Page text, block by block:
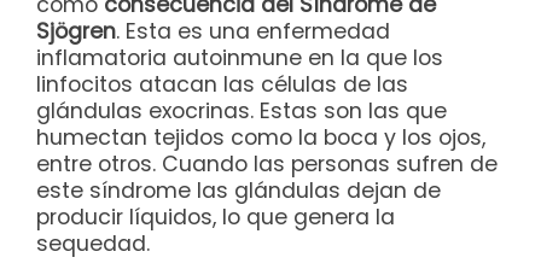
Sjögren. Esta es una enfermedad
inflamatoria autoinmune en la que los
linfocitos atacan las células de las
glándulas exocrinas. Estas son las que
humectan tejidos como la boca y los ojos,
entre otros. Cuando las personas sufren de
este síndrome las glándulas dejan de
producir líquidos, lo que genera la
sequedad.